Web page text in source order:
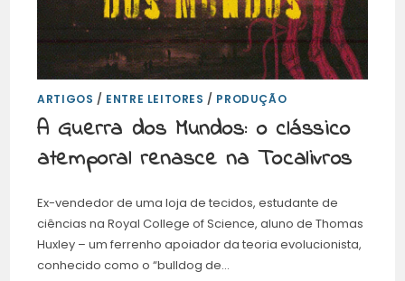
ARTIGOS / ENTRE LEITORES / PRODUÇÃO
A Guerra dos Mundos: o clássico
atemporal renasce na Tocalivros
Ex-vendedor de uma loja de tecidos, estudante de
ciências na Royal College of Science, aluno de Thomas
Huxley – um ferrenho apoiador da teoria evolucionista,
conhecido como o “bulldog de…